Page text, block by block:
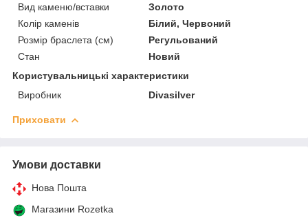
Вид каменю/вставки
Золото
Колір каменів
Білий, Червоний
Розмір браслета (см)
Регульований
Стан
Новий
Користувальницькі характеристики
Виробник
Divasilver
Приховати
Умови доставки
Нова Пошта
Магазини Rozetka